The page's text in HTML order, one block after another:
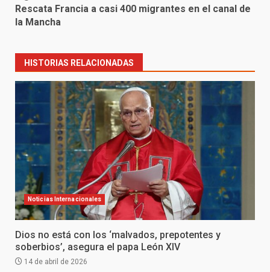
Rescata Francia a casi 400 migrantes en el canal de
la Mancha
HISTORIAS RELACIONADAS
Noticias Internacionales
Dios no está con los ‘malvados, prepotentes y
soberbios’, asegura el papa León XIV
14 de abril de 2026